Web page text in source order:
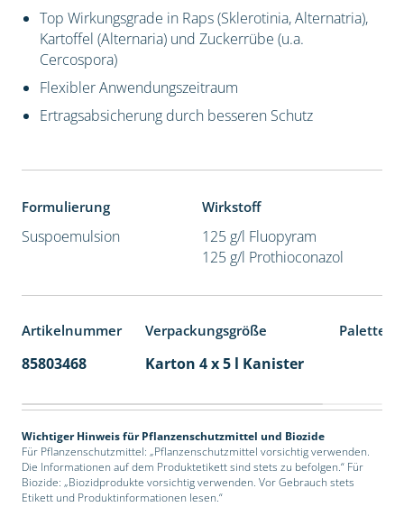
Top Wirkungsgrade in Raps (Sklerotinia, Alternatria),
Kartoffel (Alternaria) und Zuckerrübe (u.a.
Cercospora)
Flexibler Anwendungszeitraum
Ertragsabsicherung durch besseren Schutz
Formulierung
Suspoemulsion
Wirkstoff
125 g/l Fluopyram
125 g/l Prothioconazol
Artikelnummer Verpackungsgröße
85803468 Karton 4 x 5 l Kanister
Wichtiger Hinweis für Pflanzenschutzmittel und Biozide
Für Pflanzenschutzmittel: „Pflanzenschutzmittel vorsichtig verwenden.
Die Informationen auf dem Produktetikett sind stets zu befolgen.“ Für
Biozide: „Biozidprodukte vorsichtig verwenden. Vor Gebrauch stets
Etikett und Produktinformationen lesen.“